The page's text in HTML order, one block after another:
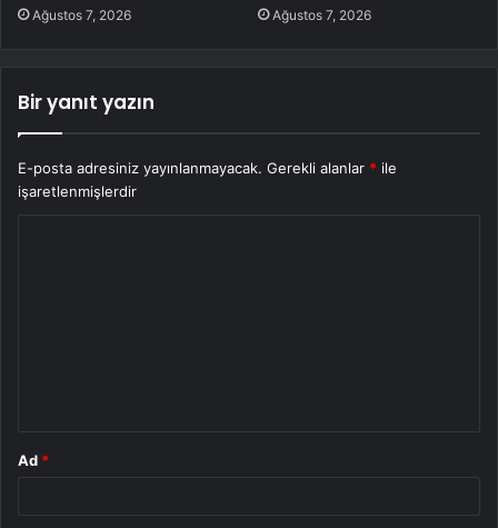
Ağustos 7, 2026 Ağustos 7, 2026
Bir yanıt yazın
E-posta adresiniz yayınlanmayacak. Gerekli alanlar * ile
işaretlenmişlerdir
Ad *